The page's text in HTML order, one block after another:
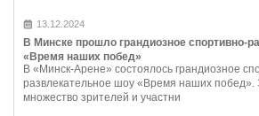
13.12.2024
В Минске прошло грандиозное спортивно-
«Время наших побед»
В «Минск-Арене» состоялось грандиозное
развлекательное шоу «Время наших побед».
множество зрителей и участни